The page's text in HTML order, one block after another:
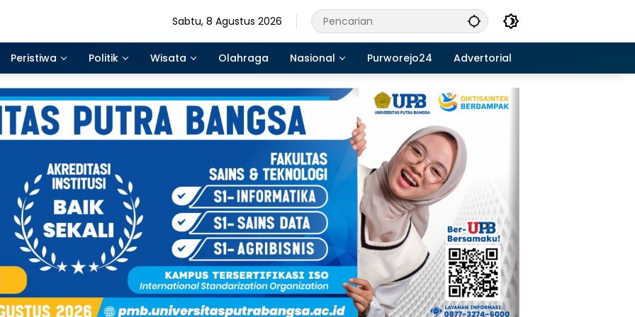
Sabtu, 8 Agustus 2026
Peristiwa Politik Wisata Olahraga Nasional Purworejo24 Advertorial